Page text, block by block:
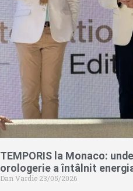
TEMPORIS la Monaco:
orologerie a întâlnit
Dan Vardie 23/05/2026